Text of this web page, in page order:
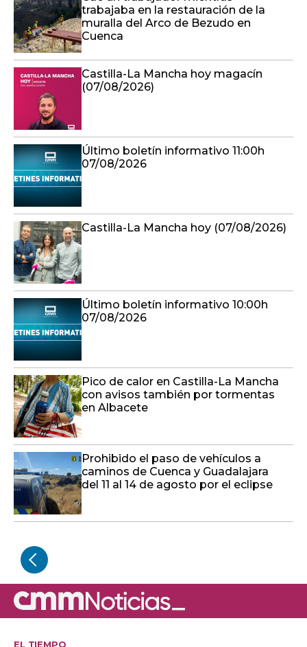
trabajaba en la restauración de la
muralla del Arco de Bezudo en
Cuenca
Castilla-La Mancha hoy magacín
(07/08/2026)
Último boletín informativo 11:00h
07/08/2026
Castilla-La Mancha hoy (07/08/2026)
Último boletín informativo 10:00h
07/08/2026
Pico de calor en Castilla-La Mancha
con avisos también por tormentas
en Albacete
Prohibido el paso de vehículos a
caminos de Cuenca y Guadalajara
del 11 al 14 de agosto por el eclipse
EL TIEMPO